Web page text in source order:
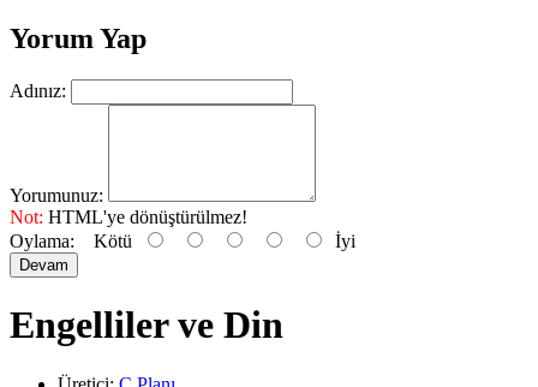
Yorum Yap
Adınız:
Yorumunuz:
Not: HTML'ye dönüştürülmez!
Oylama: Kötü İyi
Devam
Engelliler ve Din